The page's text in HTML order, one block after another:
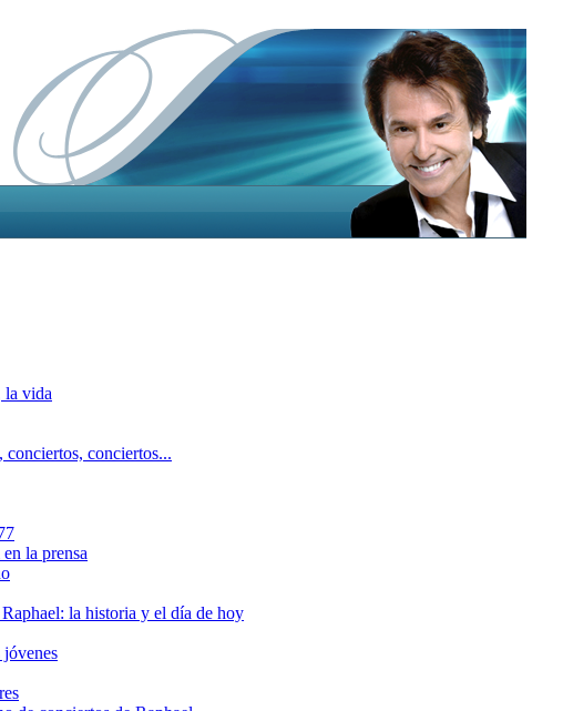
la vida
сonciertos...
la prensa
la historia y el día de hoy